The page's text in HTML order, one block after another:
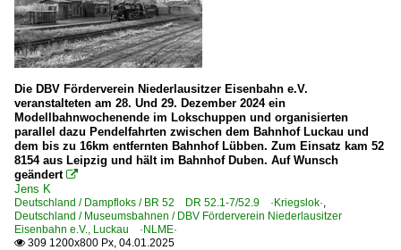
Die DBV Förderverein Niederlausitzer Eisenbahn e.V.
veranstalteten am 28. Und 29. Dezember 2024 ein
Modellbahnwochenende im Lokschuppen und organisierten
parallel dazu Pendelfahrten zwischen dem Bahnhof Luckau und
dem bis zu 16km entfernten Bahnhof Lübben. Zum Einsatz kam 52
8154 aus Leipzig und hält im Bahnhof Duben. Auf Wunsch
geändert 
Jens K
Deutschland / Dampfloks / BR 52 DR 52.1-7/52.9 ·Kriegslok·,
Deutschland / Museumsbahnen / DBV Förderverein Niederlausitzer
Eisenbahn e.V., Luckau ·NLME·
 309 1200x800 Px, 04.01.2025